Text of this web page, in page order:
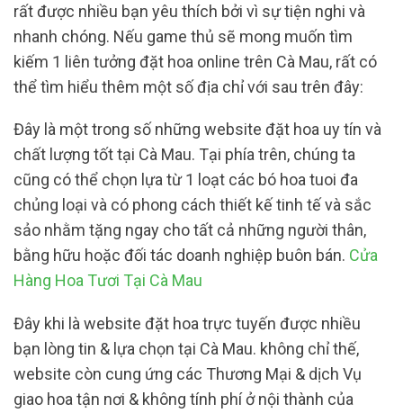
rất được nhiều bạn yêu thích bởi vì sự tiện nghi và
nhanh chóng. Nếu game thủ sẽ mong muốn tìm
kiếm 1 liên tưởng đặt hoa online trên Cà Mau, rất có
thể tìm hiểu thêm một số địa chỉ với sau trên đây:
Đây là một trong số những website đặt hoa uy tín và
chất lượng tốt tại Cà Mau. Tại phía trên, chúng ta
cũng có thể chọn lựa từ 1 loạt các bó hoa tuoi đa
chủng loại và có phong cách thiết kế tinh tế và sắc
sảo nhằm tặng ngay cho tất cả những người thân,
bằng hữu hoặc đối tác doanh nghiệp buôn bán. Cửa
Hàng Hoa Tươi Tại Cà Mau
Đây khi là website đặt hoa trực tuyến được nhiều
bạn lòng tin & lựa chọn tại Cà Mau. không chỉ thế,
website còn cung ứng các Thương Mại & dịch Vụ
giao hoa tận nơi & không tính phí ở nội thành của